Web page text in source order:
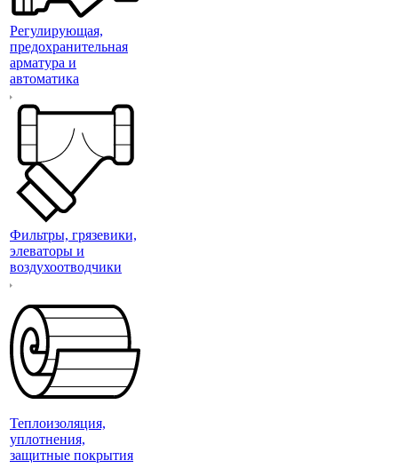
Регулирующая,
предохранительная
арматура и
автоматика
Фильтры, грязевики,
элеваторы и
воздухоотводчики
Теплоизоляция,
уплотнения,
защитные покрытия